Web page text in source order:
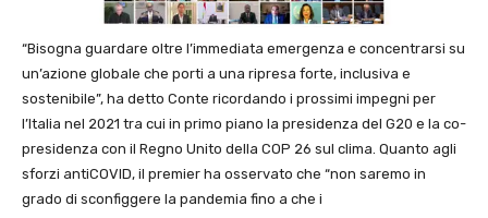
“Bisogna guardare oltre l’immediata emergenza e concentrarsi su
un’azione globale che porti a una ripresa forte, inclusiva e
sostenibile”, ha detto Conte ricordando i prossimi impegni per
l’Italia nel 2021 tra cui in primo piano la presidenza del G20 e la co-
presidenza con il Regno Unito della COP 26 sul clima. Quanto agli
sforzi antiCOVID, il premier ha osservato che “non saremo in
grado di sconfiggere la pandemia fino a che i